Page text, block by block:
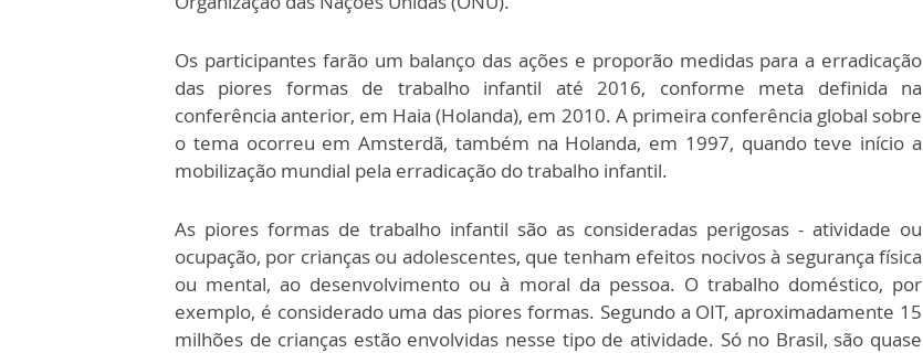
Os participantes farão um balanço das ações e proporão medidas para a erradicação
das piores formas de trabalho infantil até 2016, conforme meta definida na
conferência anterior, em Haia (Holanda), em 2010. A primeira conferência global sobre
o tema ocorreu em Amsterdã, também na Holanda, em 1997, quando teve início a
mobilização mundial pela erradicação do trabalho infantil.
As piores formas de trabalho infantil são as consideradas perigosas - atividade ou
ocupação, por crianças ou adolescentes, que tenham efeitos nocivos à segurança física
ou mental, ao desenvolvimento ou à moral da pessoa. O trabalho doméstico, por
exemplo, é considerado uma das piores formas. Segundo a OIT, aproximadamente 15
milhões de crianças estão envolvidas nesse tipo de atividade. Só no Brasil, são quase